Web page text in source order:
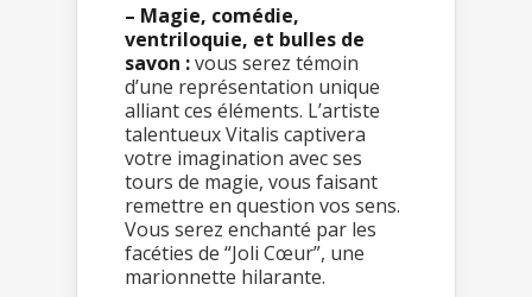
– Magie, comédie,
ventriloquie, et bulles de
savon :vous serez témoin
d’une représentation unique
alliant ces éléments. L’artiste
talentueux Vitalis captivera
votre imagination avec ses
tours de magie, vous faisant
remettre en question vos sens.
Vous serez enchanté par les
facéties de “Joli Cœur”, une
marionnette hilarante.